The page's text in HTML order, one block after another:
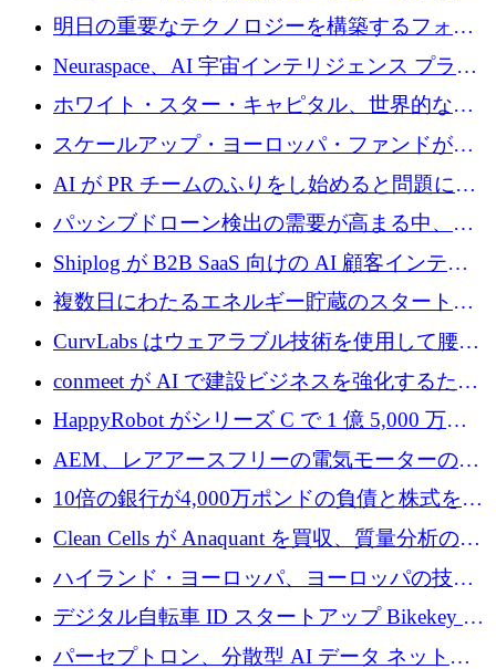
Modal Labsがロンドンオフィスを開設
明日の重要なテクノロジーを構築するフォト
ニクスのスケールアップに対応する
Neuraspace、AI 宇宙インテリジェンス プラッ
トフォームの拡大に 1,560 万ユーロを投資
ホワイト・スター・キャピタル、世界的なス
タートアップをシリーズAからBまで支援する
ために2億5,000万ドルのファンドIVを閉鎖
スケールアップ・ヨーロッパ・ファンドが初
の投資を行い、Iceeyeの10億ユーロのラウンド
を共同主導
AI が PR チームのふりをし始めると問題にな
ります
パッシブドローン検出の需要が高まる中、
Monava が資金調達ラウンドを終了
Shiplog が B2B SaaS 向けの AI 顧客インテリ
ジェンスを構築するために 100 万ドルを調達
複数日にわたるエネルギー貯蔵のスタートア
ップ、Ore Energy が新たな投資ラウンドで
4,300 万ドルを獲得
CurvLabs はウェアラブル技術を使用して腰痛
治療をどのように再考しているか
conmeet が AI で建設ビジネスを強化するため
に 600 万ユーロを調達
HappyRobot がシリーズ C で 1 億 5,000 万ド
ルを獲得し、企業運営向けにエージェント AI
を拡張
AEM、レアアースフリーの電気モーターの革
新を加速するために1,600万ポンドを確保
10倍の銀行が4,000万ポンドの負債と株式を調
達
Clean Cells が Anaquant を買収、質量分析の専
門知識によるバイオ医薬品の品質管理を拡大
ハイランド・ヨーロッパ、ヨーロッパの技術
規模拡大を支援するために11億ユーロのファ
ンドVIを閉鎖
デジタル自転車 ID スタートアップ Bikekey が
TÖNNJES への投資を確保
パーセプトロン、分散型 AI データ ネットワ